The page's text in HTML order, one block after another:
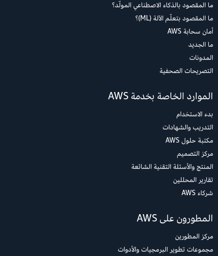
ما المقصود بالذكاء الاصطناعي المولّد؟
ما المقصود بتعلّم الآلة (ML)؟
أمان سحابة AWS
ما الجديد
المدونات
التصريحات الصحفية
الموارد الخاصة بخدمة AWS
بدء الاستخدام
التدريب والشهادات
مكتبة حلول AWS
مركز التصميم
المنتج والأسئلة التقنية الشائعة
تقارير المحللين
شركاء AWS
المطورون على AWS
مركز المطورين
مجموعات تطوير البرمجيات والأدوات